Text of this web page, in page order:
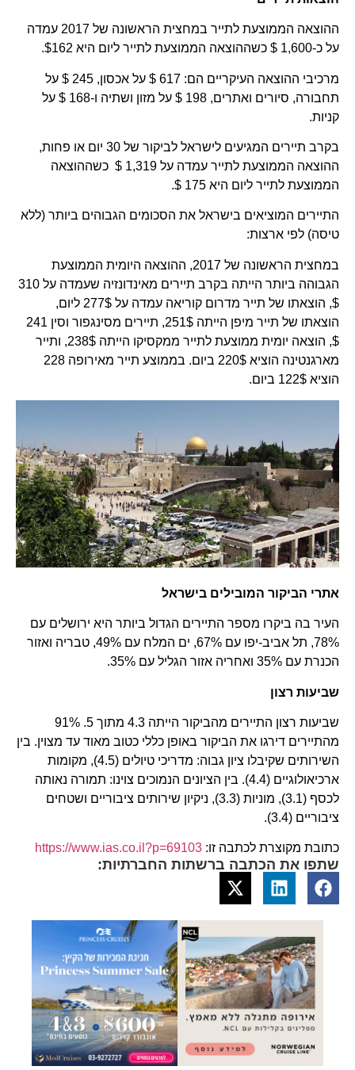
ההוצאה הממוצעת לתייר במחצית הראשונה של 2017 עמדה
על כ-1,600 $ כשההוצאה הממוצעת לתייר ליום היא $162.
מרכיבי ההוצאה העיקריים הם: 617 $ על אכסון, 245 $ על
תחבורה, סיורים ואתרים, 198 $ על מזון ושתיה ו-168 $ על
קניות.
בקרב תיירים המגיעים לישראל לביקור של 30 יום או פחות,
ההוצאה הממוצעת לתייר עמדה על 1,319 $ כשההוצאה
הממוצעת לתייר ליום היא 175 $.
התיירים המוציאים בישראל את הסכומים הגבוהים ביותר (ללא
טיסה) לפי ארצות:
במחצית הראשונה של 2017, ההוצאה היומית הממוצעת
הגבוהה ביותר הייתה בקרב תיירים מאינדונזיה שעמדה על 310
$, הוצאתו של תייר מדרום קוריאה עמדה על 277$ ליום,
הוצאתו של תייר מיפן הייתה 251$, תיירים מסינגפור וסין 241
$, הוצאה יומית ממוצעת לתייר ממקסיקו הייתה 238$, ותייר
מארגנטינה הוציא 220$ ביום. בממוצע תייר מאירופה 228
הוציא 122$ ביום.
אתרי הביקור המובילים בישראל
העיר בה ביקרו מספר התיירים הגדול ביותר היא ירושלים עם
78%, תל אביב-יפו עם 67%, ים המלח עם 49%, טבריה ואזור
הכנרת עם 35% ואחריה אזור הגליל עם 35%.
שביעות רצון
שביעות רצון התיירים מהביקור הייתה 4.3 מתוך 5. 91%
מהתיירים דירגו את הביקור באופן כללי כטוב מאוד עד מצוין. בין
השירותים שקיבלו ציון גבוה: מדריכי טיולים (4.5), מקומות
ארכיאולוגיים (4.4). בין הציונים הנמוכים צוינו: תמורה נאותה
לכסף (3.1), מוניות (3.3), ניקיון שירותים ציבוריים ושטחים
ציבוריים (3.4).
כתובת מקוצרת לכתבה זו: https://www.ias.co.il?p=69103
שתפו את הכתבה ברשתות החברתיות: